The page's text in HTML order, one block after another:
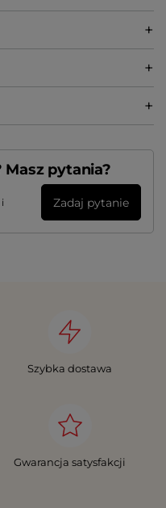
pytania?
Zadaj pytanie
Szybka dostawa
Gwarancja satysfakcji